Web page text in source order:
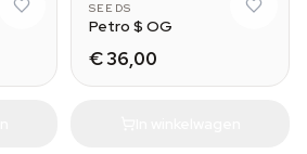
SEEDS
Petro $ OG
€ 36,00